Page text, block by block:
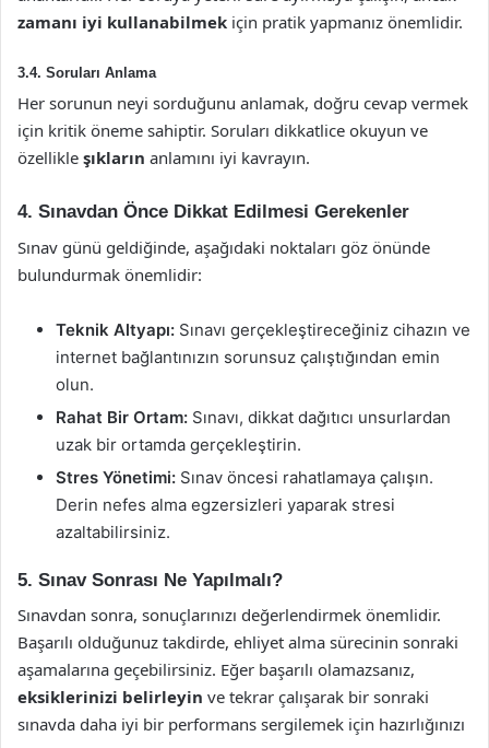
zamanı iyi kullanabilmek için pratik yapmanız önemlidir.
3.4. Soruları Anlama
Her sorunun neyi sorduğunu anlamak, doğru cevap vermek
için kritik öneme sahiptir. Soruları dikkatlice okuyun ve
özellikle şıkların anlamını iyi kavrayın.
4. Sınavdan Önce Dikkat Edilmesi Gerekenler
Sınav günü geldiğinde, aşağıdaki noktaları göz önünde
bulundurmak önemlidir:
Teknik Altyapı: Sınavı gerçekleştireceğiniz cihazın ve
internet bağlantınızın sorunsuz çalıştığından emin
olun.
Rahat Bir Ortam: Sınavı, dikkat dağıtıcı unsurlardan
uzak bir ortamda gerçekleştirin.
Stres Yönetimi: Sınav öncesi rahatlamaya çalışın.
Derin nefes alma egzersizleri yaparak stresi
azaltabilirsiniz.
5. Sınav Sonrası Ne Yapılmalı?
Sınavdan sonra, sonuçlarınızı değerlendirmek önemlidir.
Başarılı olduğunuz takdirde, ehliyet alma sürecinin sonraki
aşamalarına geçebilirsiniz. Eğer başarılı olamazsanız,
eksiklerinizi belirleyin ve tekrar çalışarak bir sonraki
sınavda daha iyi bir performans sergilemek için hazırlığınızı